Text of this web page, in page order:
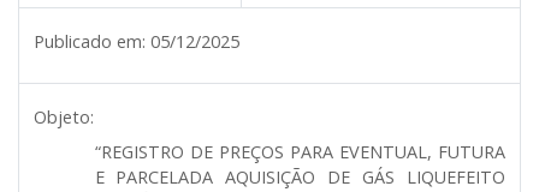
Publicado em: 05/12/2025
Objeto:
“REGISTRO DE PREÇOS PARA EVENTUAL, FUTURA
E PARCELADA AQUISIÇÃO DE GÁS LIQUEFEITO